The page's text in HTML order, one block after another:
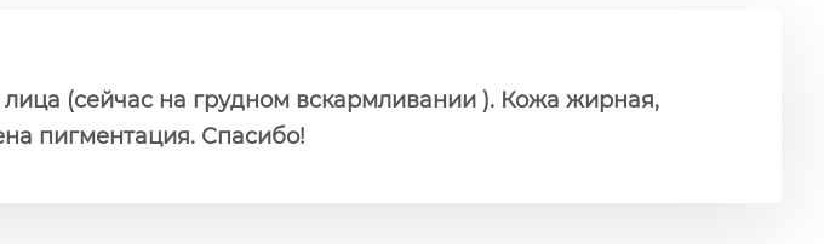
(сейчас на грудном вскармливании ). Кожа жирная,
пигментация. Спасибо!